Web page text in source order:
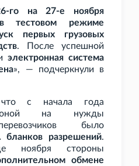
го на 27-е ноября
тестовом режиме
первых грузовых
. После успешной
электронная система
», — подчеркнули в
что с начала года
на нужды
было
бланков разрешений.
ноября стороны
обмене